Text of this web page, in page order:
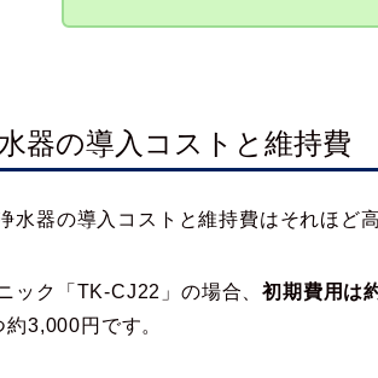
器の導入コストと維持費
水器の導入コストと維持費はそれほど
ック「TK-CJ22」の場合、初期費用は
約3,000円です。